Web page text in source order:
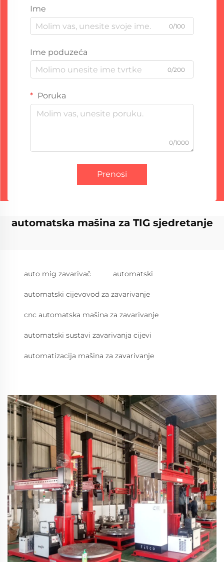
Ime
0/100
Ime poduzeća
0/200
Poruka
0/1000
Prenosi
automatska mašina za TIG sjedretanje
auto mig zavarivač automatski
automatski cijevovod za zavarivanje
cnc automatska mašina za zavarivanje
automatski sustavi zavarivanja cijevi
automatizacija mašina za zavarivanje